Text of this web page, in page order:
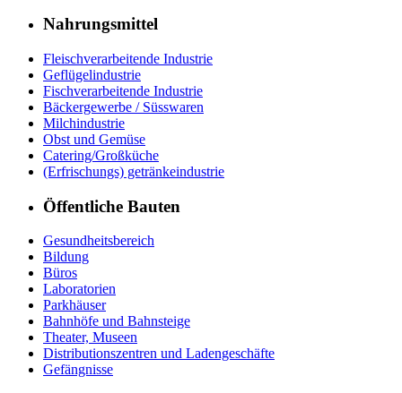
Nahrungsmittel
Fleischverarbeitende Industrie
Geflügelindustrie
Fischverarbeitende Industrie
Bäckergewerbe / Süsswaren
Milchindustrie
Obst und Gemüse
Catering/Großküche
(Erfrischungs) getränkeindustrie
Öffentliche Bauten
Gesundheitsbereich
Bildung
Büros
Laboratorien
Parkhäuser
Bahnhöfe und Bahnsteige
Theater, Museen
Distributionszentren und Ladengeschäfte
Gefängnisse